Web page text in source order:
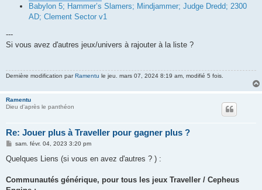
Babylon 5; Hammer’s Slamers; Mindjammer; Judge Dredd; 2300
AD; Clement Sector v1
---
Si vous avez d'autres jeux/univers à rajouter à la liste ?
Dernière modification parRamentu le jeu. mars 07, 2024 8:19 am, modifié 5 fois.
Ramentu
Dieu d'après le panthéon
Re: Jouer plus à Traveller pour gagner plus ?
M
s
g
sam. févr. 04, 2023 3:20 pm
Quelques Liens (si vous en avez d'autres ? ) :
Communautés générique, pour tous les jeux Traveller / Cepheus